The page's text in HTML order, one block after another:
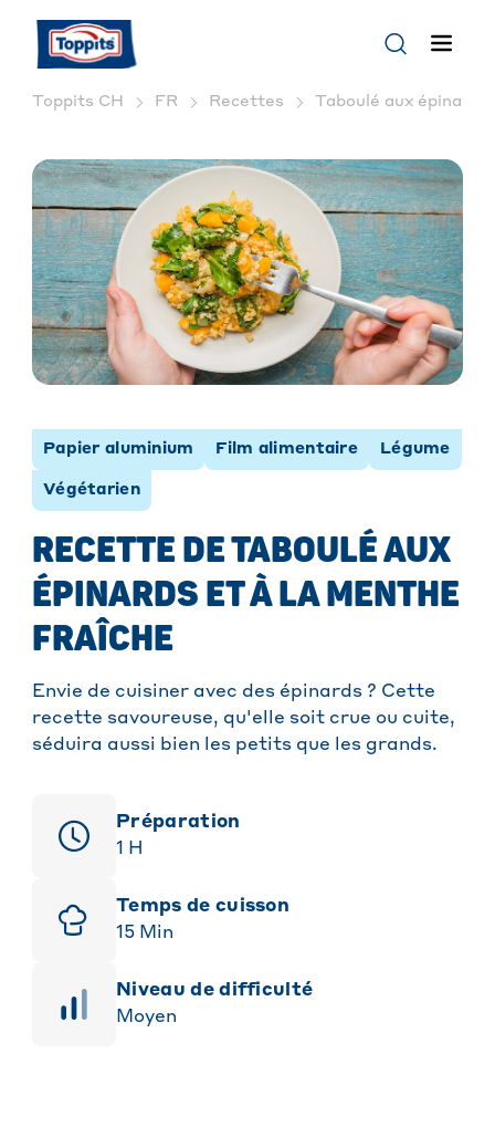
Toppits CH FR Recettes Taboulé aux
Papier aluminium Film alimentaire Légume
Végétarien
RECETTE DE TABOULÉ AUX
ÉPINARDS ET À LA MENTHE
FRAÎCHE
Envie de cuisiner avec des épinards ? Cette
recette savoureuse, qu'elle soit crue ou cuite,
séduira aussi bien les petits que les grands.
Préparation
1
H
Temps de cuisson
15 Min
niveau de difficulté
Moyen